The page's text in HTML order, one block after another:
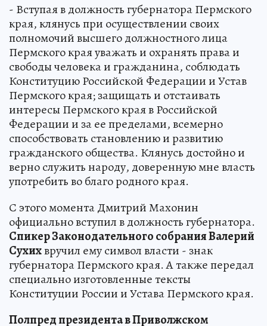
- Вступая в должность губернатора Пермского
края, клянусь при осуществлении своих
полномочий высшего должностного лица
Пермского края уважать и охранять права и
свободы человека и гражданина, соблюдать
Конституцию Российской Федерации и Устав
Пермского края; защищать и отстаивать
интересы Пермского края в Российской
Федерации и за ее пределами, всемерно
способствовать становлению и развитию
гражданского общества. Клянусь достойно и
верно служить народу, доверенную мне власть
употребить во благо родного края.
С этого момента Дмитрий Махонин
официально вступил в должность губернатора.
Спикер Законодательного собрания Валерий
Сухихвручил ему символ власти - знак
губернатора Пермского края. А также передал
специально изготовленные тексты
Конституции России и Устава Пермского края.
Полпред президента в Приволжском